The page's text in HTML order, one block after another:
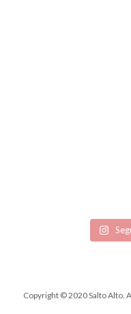
Copyright © 2020 Salto Alto.